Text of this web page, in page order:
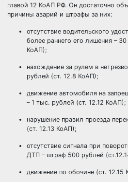
главой 12 КоАП РФ. Он достаточно
причины аварий и штрафы за них:
отсутствие водительского
более раннего его лишения –
КоАП);
нахождение за рулем в
рублей (ст. 12.8 КоАП);
движение автомобиля на
– 1 тыс. рублей (ст. 12.12 КоАП);
нарушение правил проезда
(ст. 12.13 КоАП);
отсутствие сигнала при
ДТП – штраф 500 рублей
движение по обочине (ст. 12.15